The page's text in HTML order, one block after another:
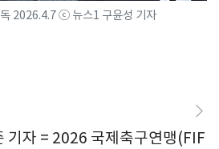
2026.4.7 ⓒ 뉴스1 구윤성 기자
기자 = 2026 국제축구연맹(FIF